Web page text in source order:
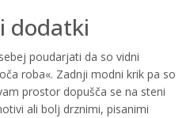
dodatki
poudarjati da so vidni
roba«. Zadnji modni krik pa so
prostor dopušča se na steni
ali bolj drznimi, pisanimi